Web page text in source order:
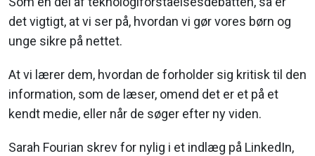
det vigtigt, at vi ser på, hvordan vi gør vores børn og
unge sikre på nettet.
At vi lærer dem, hvordan de forholder sig kritisk til den
information, som de læser, omend det er et på et
kendt medie, eller når de søger efter ny viden.
Sarah Fourian skrev for nylig i et indlæg på LinkedIn,